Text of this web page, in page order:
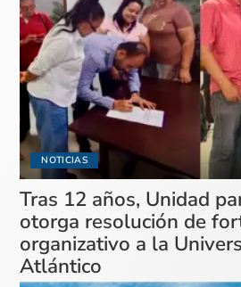
NOTICIAS
Tras 12 años, Unidad
otorga resolución de
organizativo a la
Atlántico